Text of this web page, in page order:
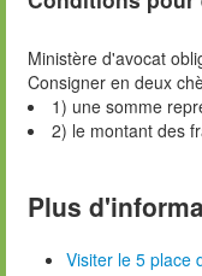
Ministère d'avocat
Consigner en deux
1) une somme
2) le montant des
Plus
Visiter le 5 place